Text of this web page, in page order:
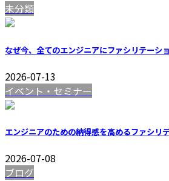
未分類
なぜ今、全てのエンジニアにファシリテー
2026-07-13
イベント・セミナー
エンジニアのための納得感を高めるファシリ
2026-07-08
ブログ